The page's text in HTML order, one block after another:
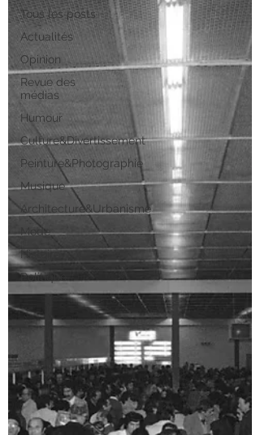
Tous les posts
Actualités
Opinion
Revue des
médias
Humour
Culture&Divertissement
Peinture&Photographie
Musique
Architecture&Urbanisme
Mode
Histoire
Politique